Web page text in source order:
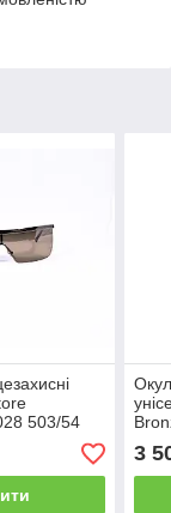
503/54
3